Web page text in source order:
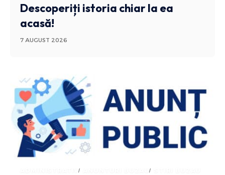
Descoperiți istoria chiar la ea
acasă!
7 AUGUST 2026
ADMINISTRATIV ANUNTURI BUZAU